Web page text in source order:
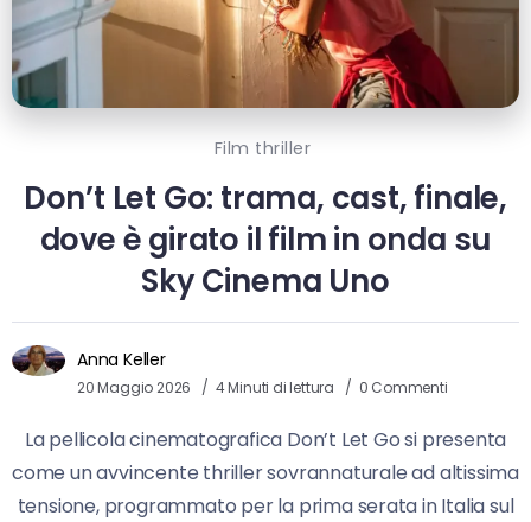
Film thriller
Don’t Let Go: trama, cast, finale,
dove è girato il film in onda su
Sky Cinema Uno
Anna Keller
20 Maggio 2026 4 Minuti di lettura 0 Commenti
La pellicola cinematografica Don’t Let Go si presenta
come un avvincente thriller sovrannaturale ad altissima
tensione, programmato per la prima serata in Italia sul